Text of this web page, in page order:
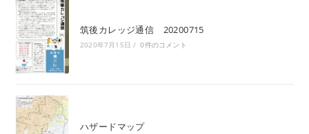
筑後カレッジ通信 20200715
2020年7月15日 / 0件のコメント
ハザードマップ